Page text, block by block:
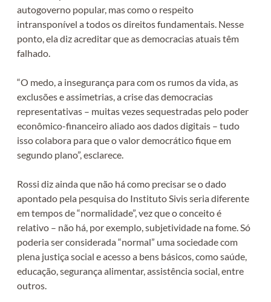
autogoverno popular, mas como o respeito
intransponível a todos os direitos fundamentais. Nesse
ponto, ela diz acreditar que as democracias atuais têm
falhado.
“O medo, a insegurança para com os rumos da vida, as
exclusões e assimetrias, a crise das democracias
representativas – muitas vezes sequestradas pelo poder
econômico-financeiro aliado aos dados digitais – tudo
isso colabora para que o valor democrático fique em
segundo plano”, esclarece.
Rossi diz ainda que não há como precisar se o dado
apontado pela pesquisa do Instituto Sivis seria diferente
em tempos de “normalidade”, vez que o conceito é
relativo – não há, por exemplo, subjetividade na fome. Só
poderia ser considerada “normal” uma sociedade com
plena justiça social e acesso a bens básicos, como saúde,
educação, segurança alimentar, assistência social, entre
outros.